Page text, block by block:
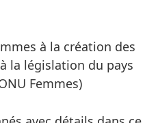
à la création des
la législation du pays
Femmes)